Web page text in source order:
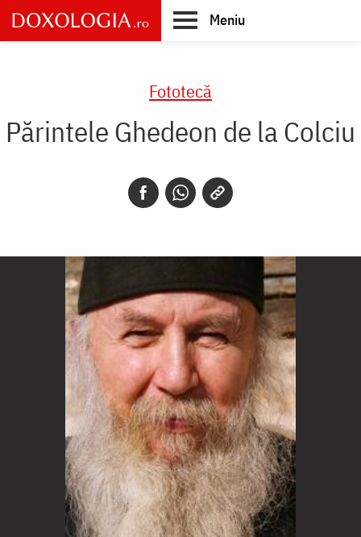
Skip
to
main
Meniu
Fototecă
Părintele Ghedeon de la Colciu